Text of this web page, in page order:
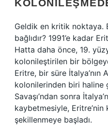
Geldik en kritik noktaya.
bağlıdır? 1991’e kadar
Hatta daha önce, 19.
kolonileştirilen bir
Eritre, bir süre İtalya’nın
kolonilerinden biri haline
Savaşı’ndan sonra
kaybetmesiyle, Eritre’nin
şekillenmeye başladı.